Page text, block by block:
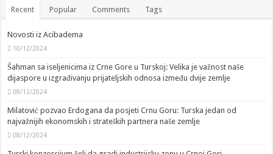
Recent Popular Comments Tags
Novosti iz Acibadema
10/12/2024
Šahman sa iseljenicima iz Crne Gore u Turskoj: Velika je važnost naše
dijaspore u izgrađivanju prijateljskih odnosa između dvije zemlje
08/12/2024
Milatović pozvao Erdogana da posjeti Crnu Goru: Turska jedan od
najvažnijih ekonomskih i strateških partnera naše zemlje
08/12/2024